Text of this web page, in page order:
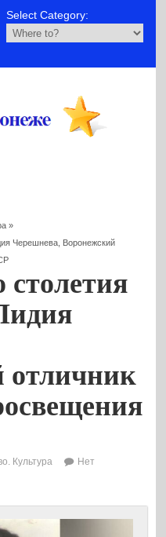
Select Category:
»
Черешнева, Воронежский
столетия
отличник
Культура
Нет